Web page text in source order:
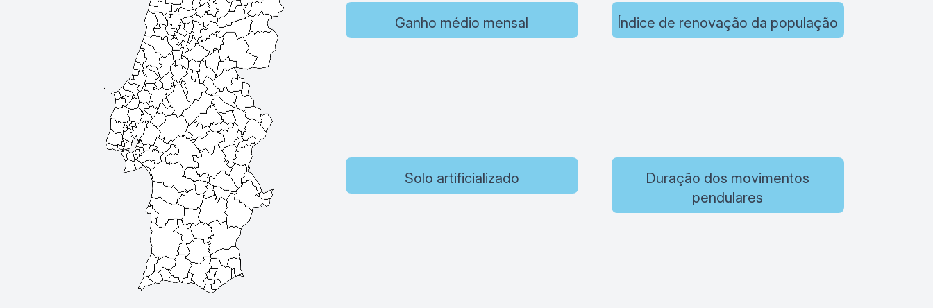
Ganho médio mensal Índice de renovação da população
Solo artificializado
Duração dos movimentos
pendulares